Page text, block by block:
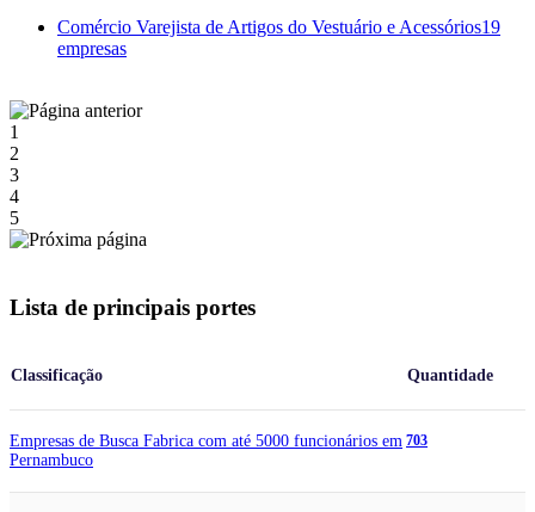
Comércio Varejista de Artigos do Vestuário e Acessórios19
empresas
1
2
3
4
5
Lista de principais portes
Classificação Quantidade
Empresas de Busca Fabrica com até 5000 funcionários em
Pernambuco
703